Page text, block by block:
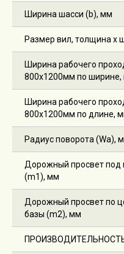
Ширина шасси (b), мм
Размер вил, толщина х
Ширина рабочего
800х1200мм по
Ширина рабочего
800х1200мм по длине,
Радиус поворота (Wa),
Дорожный просвет под
(m1), мм
Дорожный просвет по
базы (m2), мм